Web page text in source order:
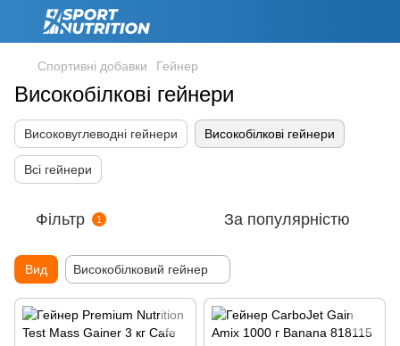
Спортивні добавки Гейнер
Високобілкові гейнери
Високовуглеводні гейнери Високобілкові гейнери
Всі гейнери
Фільтр 1 За популярністю
Вид Високобілковий гейнер